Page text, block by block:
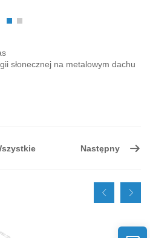
słonecznej na metalowym dachu
Następny